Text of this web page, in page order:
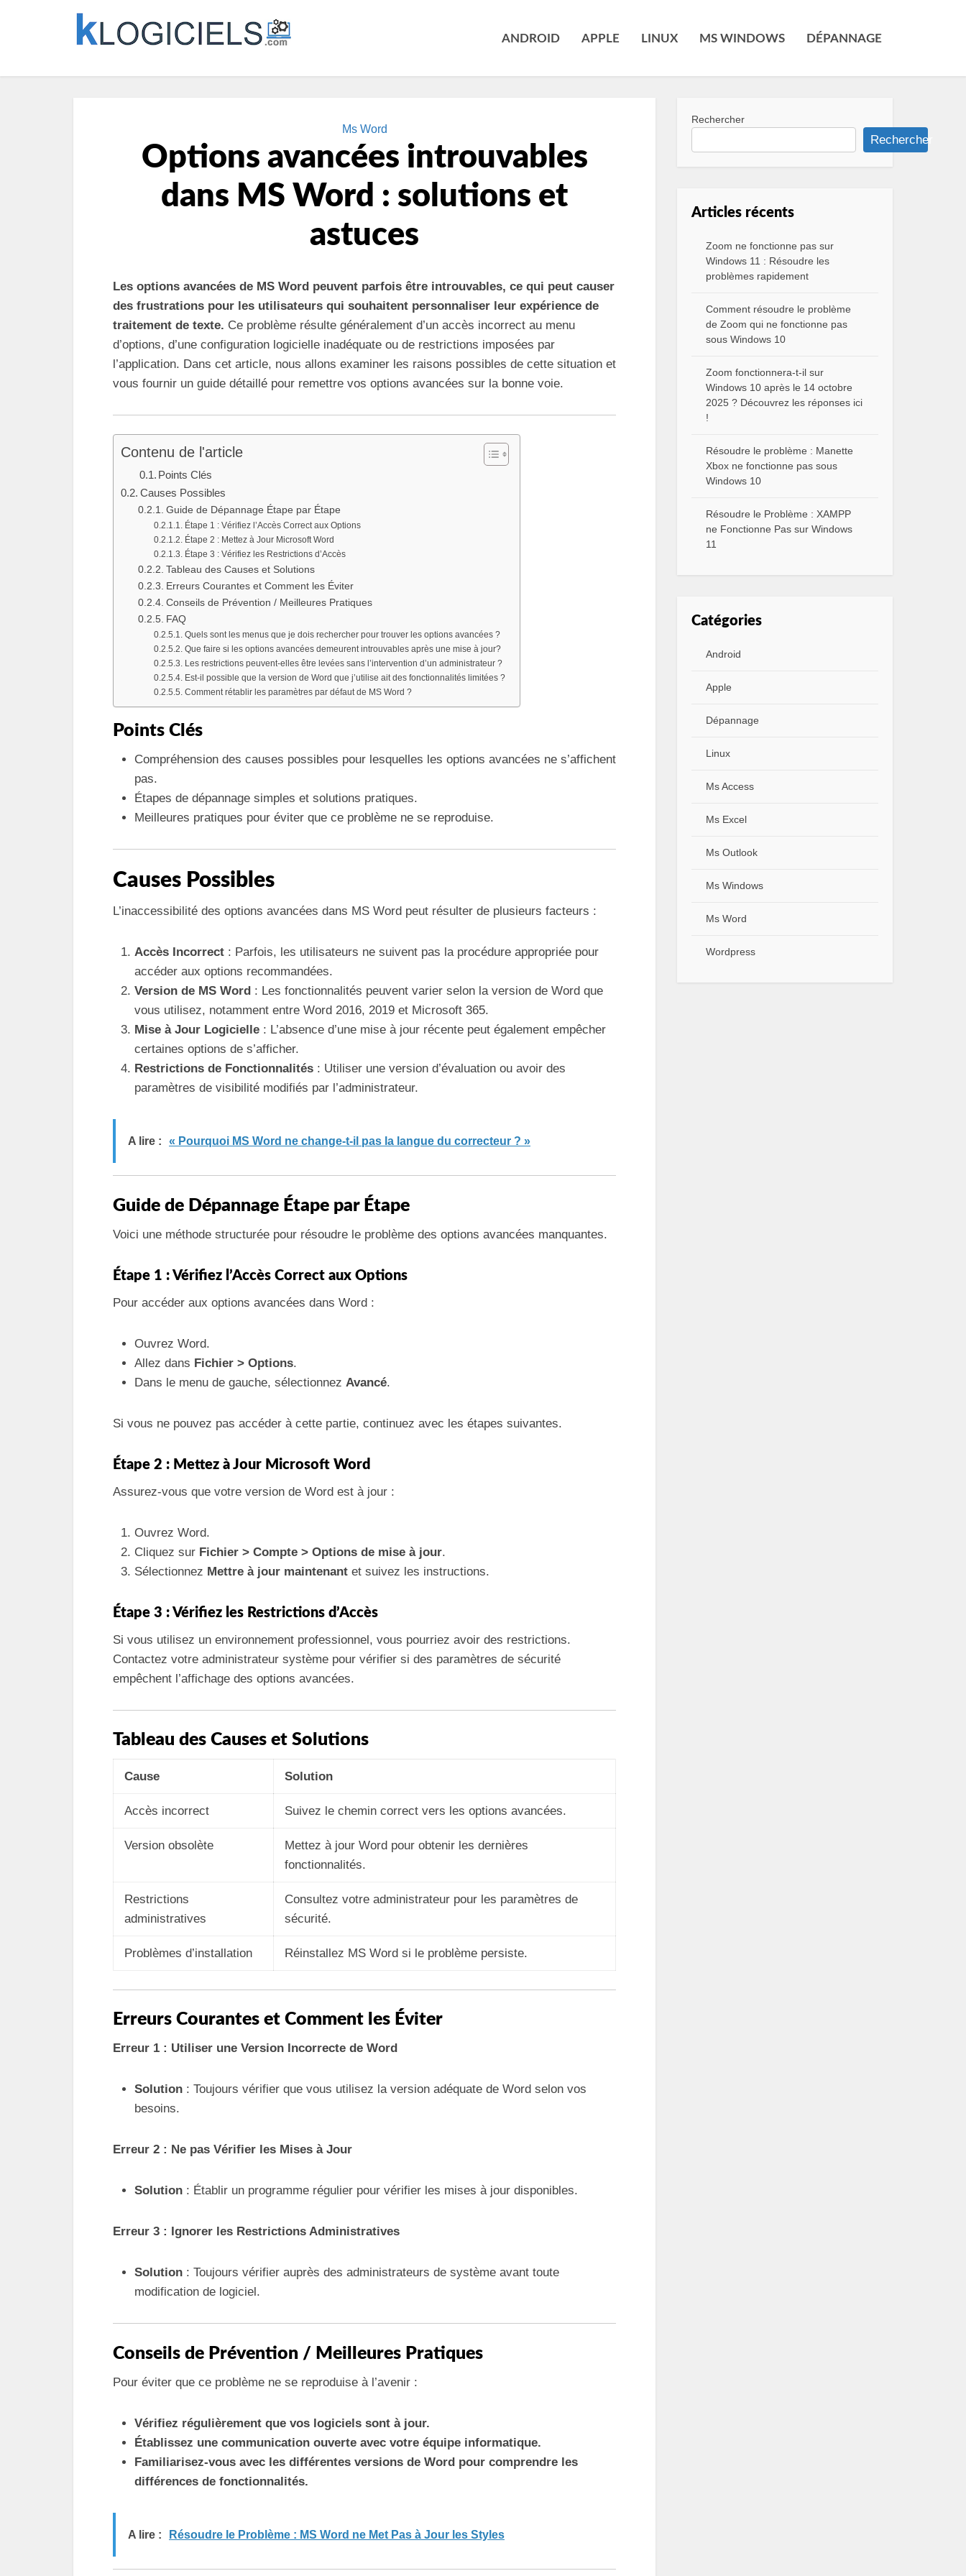
ANDROID APPLE LINUX MS WINDOWS DÉPANNAGE
Ms Word
Options avancées introuvables
dans MS Word : solutions et
astuces
Les options avancées de MS Word peuvent parfois être introuvables, ce qui peut causer
des frustrations pour les utilisateurs qui souhaitent personnaliser leur expérience de
traitement de texte. Ce problème résulte généralement d’un accès incorrect au menu
d’options, d’une configuration logicielle inadéquate ou de restrictions imposées par
l’application. Dans cet article, nous allons examiner les raisons possibles de cette situation et
vous fournir un guide détaillé pour remettre vos options avancées sur la bonne voie.
Contenu de l'article
Points Clés
Causes Possibles
Guide de Dépannage Étape par Étape
Étape 1 : Vérifiez l’Accès Correct aux Options
Étape 2 : Mettez à Jour Microsoft Word
Étape 3 : Vérifiez les Restrictions d’Accès
Tableau des Causes et Solutions
Erreurs Courantes et Comment les Éviter
Conseils de Prévention / Meilleures Pratiques
FAQ
Quels sont les menus que je dois rechercher pour trouver les options avancées ?
Que faire si les options avancées demeurent introuvables après une mise à jour?
Les restrictions peuvent-elles être levées sans l’intervention d’un administrateur ?
Est-il possible que la version de Word que j’utilise ait des fonctionnalités limitées ?
Comment rétablir les paramètres par défaut de MS Word ?
Points Clés
Compréhension des causes possibles pour lesquelles les options avancées ne s’affichent
pas.
Étapes de dépannage simples et solutions pratiques.
Meilleures pratiques pour éviter que ce problème ne se reproduise.
Causes Possibles
L’inaccessibilité des options avancées dans MS Word peut résulter de plusieurs facteurs :
Accès Incorrect : Parfois, les utilisateurs ne suivent pas la procédure appropriée pour
accéder aux options recommandées.
Version de MS Word : Les fonctionnalités peuvent varier selon la version de Word que
vous utilisez, notamment entre Word 2016, 2019 et Microsoft 365.
Mise à Jour Logicielle : L’absence d’une mise à jour récente peut également empêcher
certaines options de s’afficher.
Restrictions de Fonctionnalités : Utiliser une version d’évaluation ou avoir des
paramètres de visibilité modifiés par l’administrateur.
A lire : « Pourquoi MS Word ne change-t-il pas la langue du correcteur ? »
Guide de Dépannage Étape par Étape
Voici une méthode structurée pour résoudre le problème des options avancées manquantes.
Étape 1 : Vérifiez l’Accès Correct aux Options
Pour accéder aux options avancées dans Word :
Ouvrez Word.
Allez dans Fichier > Options.
Dans le menu de gauche, sélectionnez Avancé.
Si vous ne pouvez pas accéder à cette partie, continuez avec les étapes suivantes.
Étape 2 : Mettez à Jour Microsoft Word
Assurez-vous que votre version de Word est à jour :
Ouvrez Word.
Cliquez sur Fichier > Compte > Options de mise à jour.
Sélectionnez Mettre à jour maintenant et suivez les instructions.
Étape 3 : Vérifiez les Restrictions d’Accès
Si vous utilisez un environnement professionnel, vous pourriez avoir des restrictions.
Contactez votre administrateur système pour vérifier si des paramètres de sécurité
empêchent l’affichage des options avancées.
Tableau des Causes et Solutions
Cause Solution
Accès incorrect Suivez le chemin correct vers les options avancées.
Version obsolète
Mettez à jour Word pour obtenir les dernières
fonctionnalités.
Restrictions
administratives
Consultez votre administrateur pour les paramètres de
sécurité.
Problèmes d’installation Réinstallez MS Word si le problème persiste.
Erreurs Courantes et Comment les Éviter
Erreur 1 : Utiliser une Version Incorrecte de Word
Solution : Toujours vérifier que vous utilisez la version adéquate de Word selon vos
besoins.
Erreur 2 : Ne pas Vérifier les Mises à Jour
Solution : Établir un programme régulier pour vérifier les mises à jour disponibles.
Erreur 3 : Ignorer les Restrictions Administratives
Solution : Toujours vérifier auprès des administrateurs de système avant toute
modification de logiciel.
Conseils de Prévention / Meilleures Pratiques
Pour éviter que ce problème ne se reproduise à l’avenir :
Vérifiez régulièrement que vos logiciels sont à jour.
Établissez une communication ouverte avec votre équipe informatique.
Familiarisez-vous avec les différentes versions de Word pour comprendre les
différences de fonctionnalités.
A lire : Résoudre le Problème : MS Word ne Met Pas à Jour les Styles
Rechercher
Rechercher
Articles récents
Zoom ne fonctionne pas sur
Windows 11 : Résoudre les
problèmes rapidement
Comment résoudre le problème
de Zoom qui ne fonctionne pas
sous Windows 10
Zoom fonctionnera-t-il sur
Windows 10 après le 14 octobre
2025 ? Découvrez les réponses ici
!
Résoudre le problème : Manette
Xbox ne fonctionne pas sous
Windows 10
Résoudre le Problème : XAMPP
ne Fonctionne Pas sur Windows
11
Catégories
Android
Apple
Dépannage
Linux
Ms Access
Ms Excel
Ms Outlook
Ms Windows
Ms Word
Wordpress